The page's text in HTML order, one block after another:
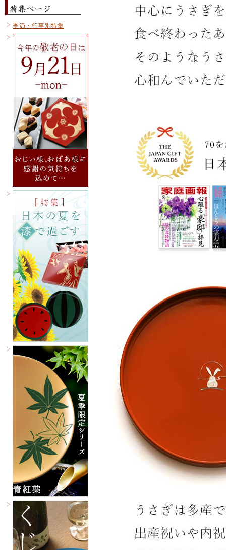
季節・行事別特集